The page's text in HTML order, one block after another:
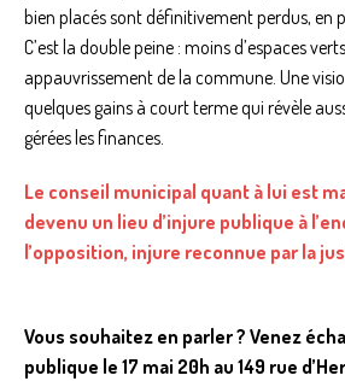
bien placés sont définitivement perdus, en
C’est la double peine : moins d’espaces
appauvrissement de la commune. Une
quelques gains à court terme qui révèle
gérées les finances.
Le conseil municipal quant à lui est
devenu un lieu d’injure publique à
l’opposition, injure reconnue par la
Vous souhaitez en parler ? Venez
publique le 17 mai 20h au 149 rue